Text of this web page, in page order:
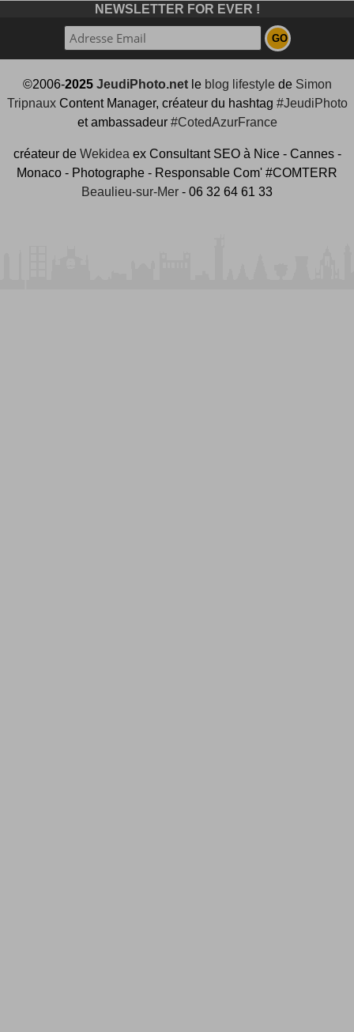
NEWSLETTER FOR EVER !
©2006-2025 JeudiPhoto.netle blog lifestylede Simon
TripnauxContent Manager, créateur du hashtag #JeudiPhoto
et ambassadeur #CotedAzurFrance
créateur de Wekidea ex Consultant SEO à Nice - Cannes -
Monaco - Photographe - Responsable Com' #COMTERR
Beaulieu-sur-Mer - 06 32 64 61 33